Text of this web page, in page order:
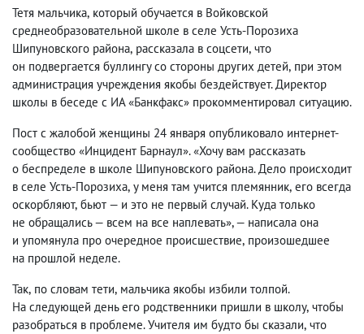
Тетя мальчика, который обучается в Войковской
среднеобразовательной школе в селе Усть-Порозиха
Шипуновского района, рассказала в соцсети, что
он подвергается буллингу со стороны других детей, при этом
администрация учреждения якобы бездействует. Директор
школы в беседе с ИА «Банкфакс» прокомментировал ситуацию.
Пост с жалобой женщины 24 января опубликовало интернет-
сообщество «Инцидент Барнаул». «Хочу вам рассказать
о беспределе в школе Шипуновского района. Дело происходит
в селе Усть-Порозиха, у меня там учится племянник, его всегда
оскорбляют, бьют — и это не первый случай. Куда только
не обращались — всем на все наплевать», — написала она
и упомянула про очередное происшествие, произошедшее
на прошлой неделе.
Так, по словам тети, мальчика якобы избили толпой.
На следующей день его родственники пришли в школу, чтобы
разобраться в проблеме. Учителя им будто бы сказали, что